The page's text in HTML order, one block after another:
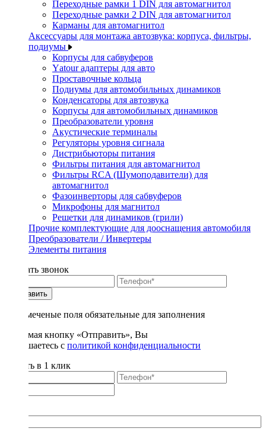
Переходные рамки 1 DIN для автомагнитол
Переходные рамки 2 DIN для автомагнитол
Карманы для автомагнитол
Аксессуары для монтажа автозвука: корпуса, фильтры,
подиумы
Корпусы для сабвуферов
Yаtour адаптеры для авто
Проставочные кольца
Подиумы для автомобильных динамиков
Конденсаторы для автозвука
Корпусы для автомобильных динамиков
Преобразователи уровня
Акустические терминалы
Регуляторы уровня сигнала
Дистрибьюторы питания
Фильтры питания для автомагнитол
Фильтры RCA (Шумоподавители) для
автомагнитол
Фазоинверторы для сабвуферов
Микрофоны для магнитол
Решетки для динамиков (грили)
Прочие комплектующие для дооснащения автомобиля
Преобразователи / Инвертеры
Элементы питания
Заказать звонок
Отправить
* - отмеченые поля обязательные для заполнения
Нажимая кнопку «Отправить», Вы
соглашаетесь с политикой конфиденциальности
Купить в 1 клик